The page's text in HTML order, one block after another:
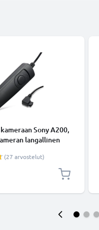
Sony A200,
langallinen
(27 arvostelut)